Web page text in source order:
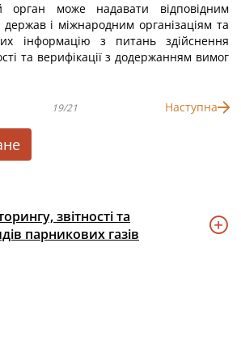
орган може надавати відповідним
і міжнародним організаціям та
інформацію з питань здійснення
та верифікації з додержанням вимог
19/21 Наступна
звітності та
парникових газів